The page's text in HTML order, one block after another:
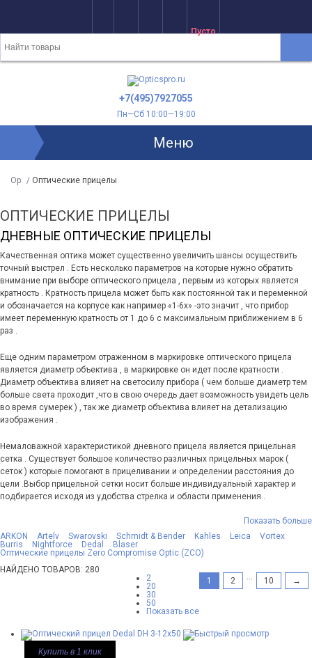
Пусто
+7(495)7927055
Пн—Сб 10:00—19:00
Меню
Op / Оптические прицелы
ОПТИЧЕСКИЕ ПРИЦЕЛЫ
ДНЕВНЫЕ ОПТИЧЕСКИЕ ПРИЦЕЛЫ
Качественная оптика может существенно увеличить шансы осуществить
точный выстрел . Есть несколько параметров на которые нужно обратить
внимание при выборе оптического прицела , первым из которых является
кратность . Кратность прицела может быть как постоянной так и переменной
и обозначается на корпусе как например «1-6х» -это значит , что прибор
имеет переменную кратность от 1 до 6 с максимальным приближением в 6
раз .
Еще одним параметром отраженном в маркировке оптического прицела
является диаметр объектива , в маркировке он идет после кратности .
Диаметр объектива влияет на светосилу прибора ( чем больше диаметр тем
больше света проходит ,что в свою очередь дает возможность увидеть цель
во время сумерек ) , так же диаметр объектива влияет на детализацию
изображения .
Немаловажной характеристикой дневного прицела является прицельная
сетка . Существует большое количество различных прицельных марок (
сеток ) которые помогают в прицеливании и определении расстояния до
цели .Выбор прицельной сетки носит больше индивидуальный характер и
подбирается исходя из удобства стрелка и области применения .
Показать больше
ARKON
Artelv Swarovski Schmidt & Bender Kahles Leica
Vortex
Burris
Nightforce Dedal
Blaser
Оптические прицелы Zero Compromise Optic (ZCO)
НАЙДЕНО ТОВАРОВ: 280
1
2 10 →
2
20
30
50
Показать все
Купить в 1 клик